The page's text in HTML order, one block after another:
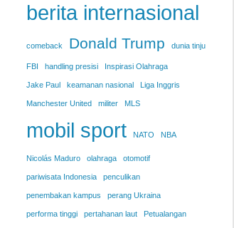
berita internasional
comeback Donald Trump dunia tinju
FBI handling presisi Inspirasi Olahraga
Jake Paul keamanan nasional Liga Inggris
Manchester United militer MLS
mobil sport NATO NBA
Nicolás Maduro olahraga otomotif
pariwisata Indonesia penculikan
penembakan kampus perang Ukraina
performa tinggi pertahanan laut Petualangan